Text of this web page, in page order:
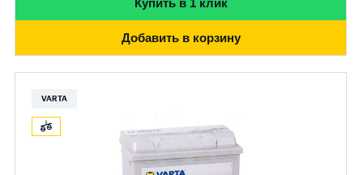
Купить в 1 клик
Добавить в корзину
VARTA